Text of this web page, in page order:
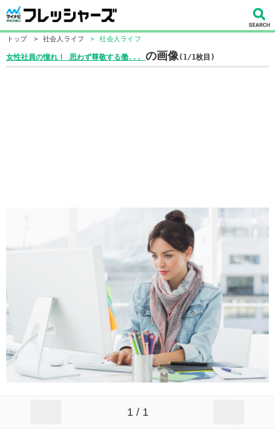
トップ > 社会人ライフ > 社会人ライフ
女性社員の憧れ！ 思わず尊敬する働... の画像(1/1枚目)
1 / 1